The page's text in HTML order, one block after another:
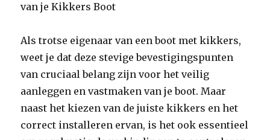
van je Kikkers Boot
Als trotse eigenaar van een boot met kikkers,
weet je dat deze stevige bevestigingspunten
van cruciaal belang zijn voor het veilig
aanleggen en vastmaken van je boot. Maar
naast het kiezen van de juiste kikkers en het
correct installeren ervan, is het ook essentieel